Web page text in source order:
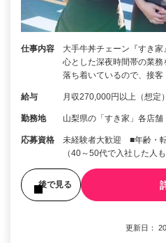
仕事内容
大手牛丼チェーン『すき
心とした深夜時間帯の業
落ち着いているので、接
給与 月収270,000円以上（想定）
勤務地 山梨県の「すき家」各店舗
応募資格
未経験者大歓迎 ■年齢・
（40～50代で入社した
後で見る
更新日：